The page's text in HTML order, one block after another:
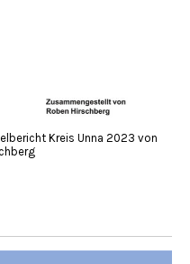
Kreis Unna 2023 von